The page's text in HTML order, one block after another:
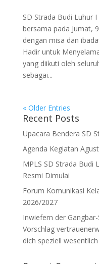
SD Strada Budi Luhur
bersama pada Jumat,
dengan misa dan
Hadir untuk
yang diikuti oleh
sebagai...
« Older Entries
Recent Posts
Upacara Bendera SD
Agenda Kegiatan
MPLS SD Strada Budi
Resmi Dimulai
Forum Komunikasi
2026/2027
Inwiefern der
Vorschlag
dich speziell wesentlich